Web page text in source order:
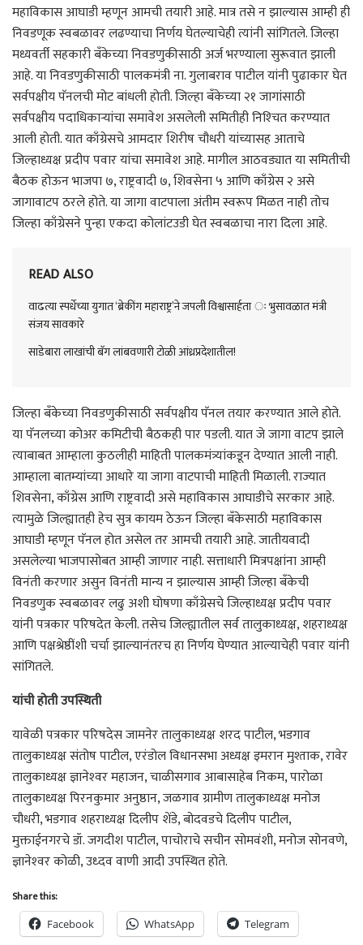
महाविकास आघाडी म्हणून आमची तयारी आहे. मात्र तसे न झाल्यास आम्ही ही
निवडणूक स्वबळावर लढण्याचा निर्णय घेतल्याचेही त्यांनी सांगितले. जिल्हा
मध्यवर्ती सहकारी बँकेच्या निवडणुकीसाठी अर्ज भरण्याला सुरूवात झाली
आहे. या निवडणुकीसाठी पालकमंत्री ना. गुलाबराव पाटील यांनी पुढाकार घेत
सर्वपक्षीय पॅनलची मोट बांधली होती. जिल्हा बँकेच्या २१ जागांसाठी
सर्वपक्षीय पदाधिकार्‍यांचा समावेश असलेली समितीही निश्‍चित करण्यात
आली होती. यात काँग्रेसचे आमदार शिरीष चौधरी यांच्यासह आताचे
जिल्हाध्यक्ष प्रदीप पवार यांचा समावेश आहे. मागील आठवड्यात या समितीची
बैठक होऊन भाजपा ७, राष्ट्रवादी ७, शिवसेना ५ आणि काँग्रेस २ असे
जागावाटप ठरले होते. या जागा वाटपाला अंतीम स्वरूप मिळत नाही तोच
जिल्हा काँग्रेसने पुन्हा एकदा कोलांटउडी घेत स्वबळाचा नारा दिला आहे.
READ ALSO
वाढत्या स्पर्धेच्या युगात ‘ब्रेकींग महाराष्ट्र’ने जपली विश्वासार्हता ः भुसावळात मंत्री
संजय सावकारे
साडेबारा लाखांची बॅग लांबवणारी टोळी आंध्रप्रदेशातील!
जिल्हा बँकेच्या निवडणुकीसाठी सर्वपक्षीय पॅनल तयार करण्यात आले होते.
या पॅनलच्या कोअर कमिटीची बैठकही पार पडली. यात जे जागा वाटप झाले
त्याबाबत आम्हाला कुठलीही माहिती पालकमंत्र्यांकडून देण्यात आली नाही.
आम्हाला बातम्यांच्या आधारे या जागा वाटपाची माहिती मिळाली. राज्यात
शिवसेना, काँग्रेस आणि राष्ट्रवादी असे महाविकास आघाडीचे सरकार आहे.
त्यामुळे जिल्ह्यातही हेच सुत्र कायम ठेऊन जिल्हा बँकेसाठी महाविकास
आघाडी म्हणून पॅनल होत असेल तर आमची तयारी आहे. जातीयवादी
असलेल्या भाजपासोबत आम्ही जाणार नाही. सत्ताधारी मित्रपक्षांना आम्ही
विनंती करणार असुन विनंती मान्य न झाल्यास आम्ही जिल्हा बँकेची
निवडणुक स्वबळावर लढु अशी घोषणा काँग्रेसचे जिल्हाध्यक्ष प्रदीप पवार
यांनी पत्रकार परिषदेत केली. तसेच जिल्ह्यातील सर्व तालुकाध्यक्ष, शहराध्यक्ष
आणि पक्षश्रेष्ठींशी चर्चा झाल्यानंतरच हा निर्णय घेण्यात आल्याचेही पवार यांनी
सांगितले.
यांची होती उपस्थिती
यावेळी पत्रकार परिषदेस जामनेर तालुकाध्यक्ष शरद पाटील, भडगाव
तालुकाध्यक्ष संतोष पाटील, एरंडोल विधानसभा अध्यक्ष इमरान मुश्ताक, रावेर
तालुकाध्यक्ष ज्ञानेश्‍वर महाजन, चाळीसगाव आबासाहेब निकम, पारोळा
तालुकाध्यक्ष पिरनकुमार अनुष्ठान, जळगाव ग्रामीण तालुकाध्यक्ष मनोज
चौधरी, भडगाव शहराध्यक्ष दिलीप शेंडे, बोदवडचे दिलीप पाटील,
मुक्ताईनगरचे डॉ. जगदीश पाटील, पाचोराचे सचीन सोमवंशी, मनोज सोनवणे,
ज्ञानेश्‍वर कोळी, उध्दव वाणी आदी उपस्थित होते.
Share this:
Facebook WhatsApp Telegram